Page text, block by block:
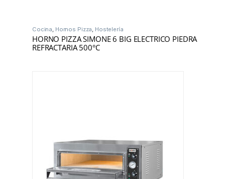
Cocina Hornos Pizza Hostelería
HORNO PIZZA SIMONE 6 BIG ELECTRICO PIEDRA
REFRACTARIA 500°C